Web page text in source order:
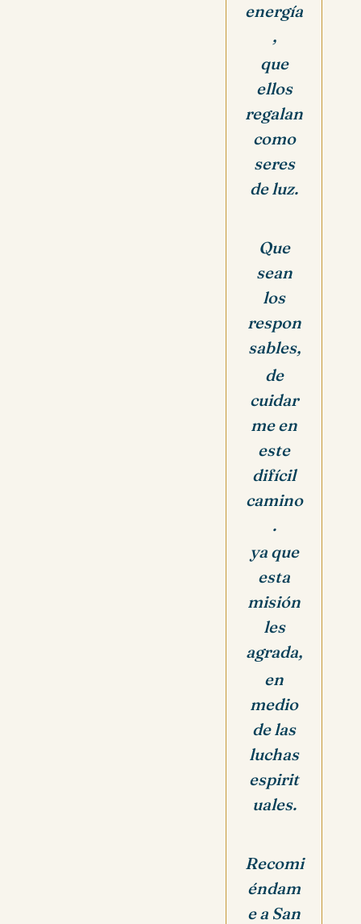
energía
,
que
ellos
regalan
como
seres
de luz.
Que
sean
los
respon
sables,
de
cuidar
me en
este
difícil
camino
.
ya que
esta
misión
les
agrada,
en
medio
de las
luchas
espirit
uales.
Recomi
éndam
e a San